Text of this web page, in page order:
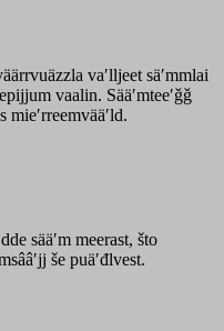
vaʹlljeet säʹmmlai
vaalin. Sääʹmteeʹǧǧ
mieʹrreemvääʹld.
sääʹm meerast, što
še puäʹđlvest.